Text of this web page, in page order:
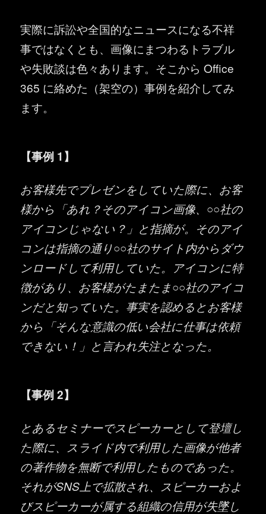
実際に訴訟や全国的なニュースになる不祥
事ではなくとも、画像にまつわるトラブル
や失敗談は色々あります。そこから Office
365 に絡めた（架空の）事例を紹介してみ
ます。
【事例 1】
お客様先でプレゼンをしていた際に、お客
様から「あれ？そのアイコン画像、○○社の
アイコンじゃない？」と指摘が。そのアイ
コンは指摘の通り○○社のサイト内からダウ
ンロードして利用していた。アイコンに特
徴があり、お客様がたまたま○○社のアイコ
ンだと知っていた。事実を認めるとお客様
から「そんな意識の低い会社に仕事は依頼
できない！」と言われ失注となった。
【事例 2】
とあるセミナーでスピーカーとして登壇し
た際に、スライド内で利用した画像が他者
の著作物を無断で利用したものであった。
それがSNS上で拡散され、スピーカーおよ
びスピーカーが属する組織の信用が失墜し